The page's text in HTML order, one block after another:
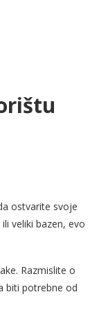
ostvarite svoje
veliki bazen, evo
Razmislite o
biti potrebne od